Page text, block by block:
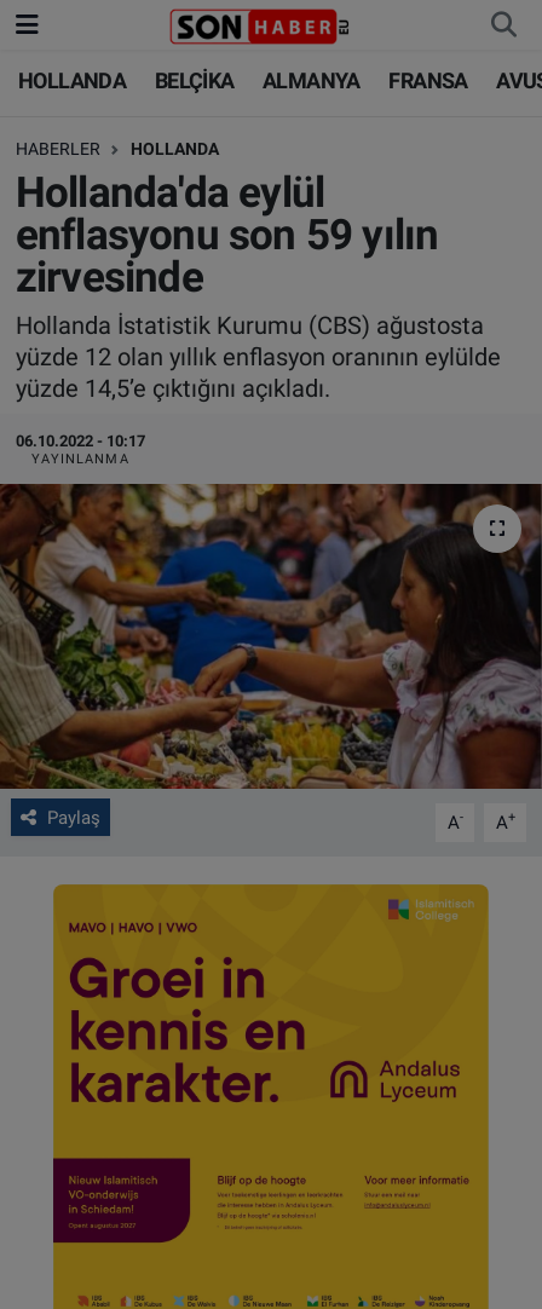
HOLLANDA BELÇİKA ALMANYA FRANSA
HABERLER HOLLANDA
Hollanda'da eylül
enflasyonu son 59 yılın
zirvesinde
Hollanda İstatistik Kurumu (CBS) ağustosta
yüzde 12 olan yıllık enflasyon oranının eylülde
yüzde 14,5’e çıktığını açıkladı.
06.10.2022 - 10:17
YAYINLANMA
Paylaş A- A+
HOLLANDA
BELÇİKA
ALMANYA
FRANSA
AVUSTURYA
SAĞLIK - YAŞAM
BİLİM-TEKNOLOJİ
HOLLANDA
BELÇİKA
ALMANYA
TÜRKİYE
DÜNYA
BİLİM-TEKNOLOJİ
SAĞLIK
FOTO GALERİ
VIDEO GALERİ
ALGEMENE VOORWAARDEN
CONTACT
Çerez Politikası
Nöbetçi Eczaneler
Hava Durumu
Trafik Durumu
Süper Lig Puan Durumu ve Fikstür
Tüm Manşetler
Son Dakika Haberleri
Haber Arşivi